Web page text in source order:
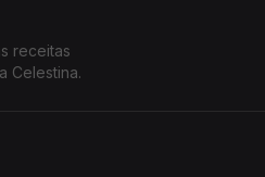
receitas
Celestina.